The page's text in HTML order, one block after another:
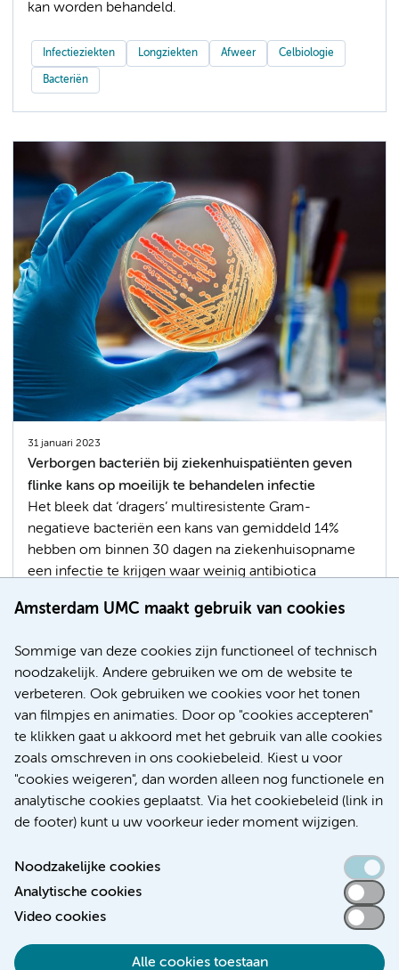
Amsterdam UMC maakt gebruik van cookies
Sommige van deze cookies zijn functioneel of technisch
noodzakelijk. Andere gebruiken we om de website te
verbeteren. Ook gebruiken we cookies voor het tonen
van filmpjes en animaties. Door op "cookies accepteren"
te klikken gaat u akkoord met het gebruik van alle cookies
zoals omschreven in ons cookiebeleid. Kiest u voor
"cookies weigeren", dan worden alleen nog functionele en
analytische cookies geplaatst. Via het cookiebeleid (link in
de footer) kunt u uw voorkeur ieder moment wijzigen.
Noodzakelijke cookies
Analytische cookies
Video cookies
Alle cookies toestaan
kan worden behandeld.
Infectieziekten Longziekten Afweer Celbiologie
Bacteriën
31 januari 2023
Verborgen bacteriën bij ziekenhuispatiënten geven
flinke kans op moeilijk te behandelen infectie
Het bleek dat ‘dragers’ multiresistente Gram-
negatieve bacteriën een kans van gemiddeld 14%
hebben om binnen 30 dagen na ziekenhuisopname
een infectie te krijgen waar weinig antibiotica
van dit onderzoek van Amsterdam UMC zijn
Infectieziekten Patiëntenzorg
Geneesmiddelen
Meer
Toegankelijkheidsverklaring